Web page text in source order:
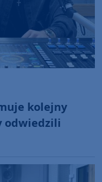
kolejny
odwiedzili